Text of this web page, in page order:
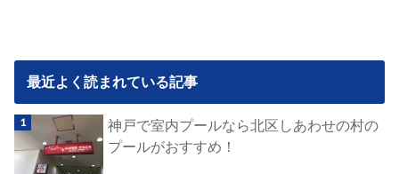
最近よく読まれている記事
神戸で室内プールなら北区しあわせの村の
プールがおすすめ！